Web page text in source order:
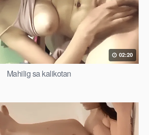
02:20
Mahilig sa kalikotan